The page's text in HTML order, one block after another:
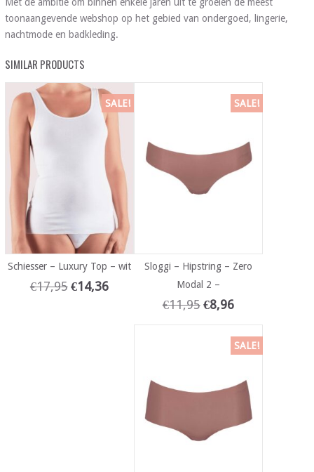
toonaangevende webshop op het gebied van ondergoed, lingerie,
nachtmode en badkleding.
SIMILAR PRODUCTS
SALE!
Schiesser – Luxury Top – wit
€17,95 €14,36
SALE!
Sloggi – Hipstring – Zero
Modal 2 –
€11,95 €8,96
SALE!